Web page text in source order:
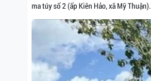
ma túy số 2 (ấp Kiên Hảo, xã Mỹ Thuận).